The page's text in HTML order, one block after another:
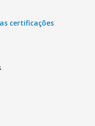
certificações